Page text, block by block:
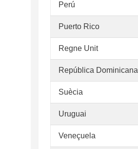
Perú
Puerto Rico
Regne Unit
República Dominicana
Suècia
Uruguai
Veneçuela